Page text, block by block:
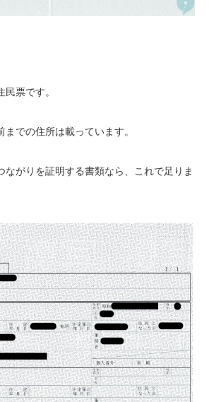
票です。
での住所は載っています。
ながりを証明する書類なら、これで足りま